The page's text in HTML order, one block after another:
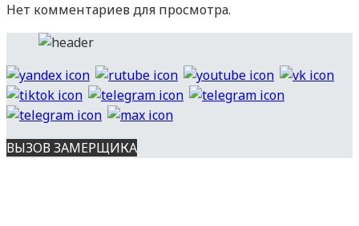
Нет комментариев для просмотра.
ВЫЗОВ ЗАМЕРЩИКА